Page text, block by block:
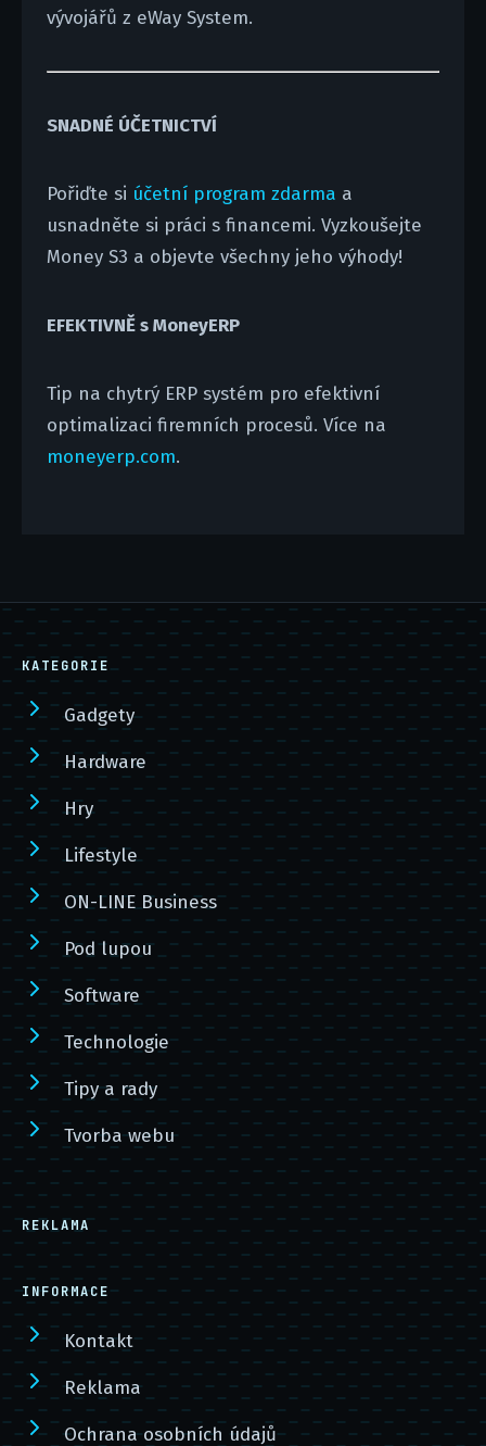
vývojářů z eWay System.
SNADNÉ ÚČETNICTVÍ
Pořiďte si účetní program zdarma a
usnadněte si práci s financemi. Vyzkoušejte
Money S3 a objevte všechny jeho výhody!
EFEKTIVNĚ s MoneyERP
Tip na chytrý ERP systém pro efektivní
optimalizaci firemních procesů. Více na
moneyerp.com.
KATEGORIE
Gadgety
Hardware
Hry
Lifestyle
ON-LINE Business
Pod lupou
Software
Technologie
Tipy a rady
Tvorba webu
REKLAMA
INFORMACE
Kontakt
Reklama
Ochrana osobních údajů